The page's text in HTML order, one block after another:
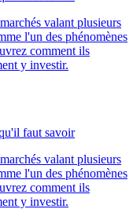
valant plusieurs
l'un des phénomènes
comment ils
y investir.
faut savoir
valant plusieurs
l'un des phénomènes
comment ils
y investir.